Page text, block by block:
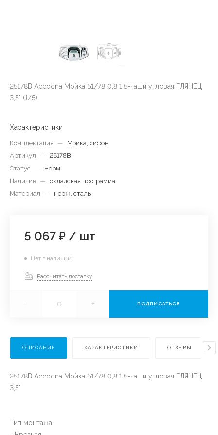
25178В Accoona Мойка 51/78 0,8 1,5-чаши угловая ГЛЯНЕЦ
3,5" (1/5)
Характеристики
Комплектация —
Мойка, сифон
Артикул
— 25178В
Статус
—
Норм
Наличие — складская программа
Материал
— нерж. сталь
5 067 ₽ / шт
Нет в наличии
Рассчитать доставку
- + ПОДПИСАТЬСЯ
ОПИСАНИЕ ХАРАКТЕРИСТИКИ ОТЗЫВЫ
25178В Accoona Мойка 51/78 0,8 1,5-чаши угловая ГЛЯНЕЦ
3,5"
Тип монтажа: